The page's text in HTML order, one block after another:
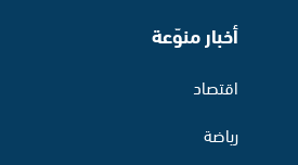
أخبار منوّعة
اقتصاد
رياضة